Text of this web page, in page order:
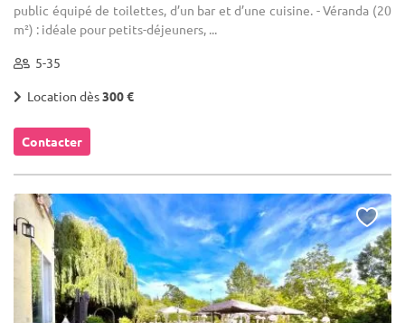
public équipé de toilettes, d’un bar et d’une cuisine. - Véranda (20
m²) : idéale pour petits-déjeuners, ...
5-35
Location dès300 €
Contacter